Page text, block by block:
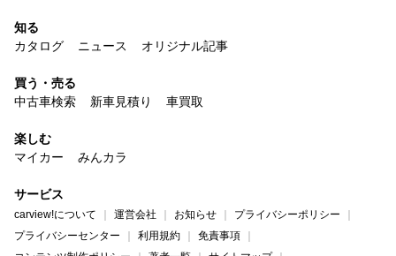
知る
カタログ
ニュース オリジナル記事
買う・売る
中古車検索
新車見積り 車買取
楽しむ
マイカー
みんカラ
サービス
carview!について 運営会社 お知らせ
プライバシーポリシー
プライバシーセンター
利用規約
免責事項